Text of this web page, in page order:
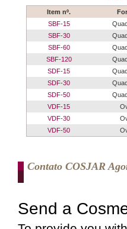
Item nº.
SBF-15
SBF-30
SBF-60
SBF-120
SDF-15
SDF-30
SDF-50
VDF-15
VDF-30
VDF-50
Contato COSJAR